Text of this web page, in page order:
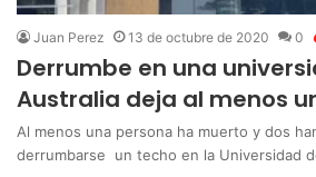
Juan Perez 13 de octubre de 2020 0
Derrumbe en una
Australia deja al menos
Al menos una persona ha muerto y dos
derrumbarse un techo en la Universidad